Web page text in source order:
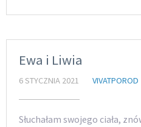
Ewa i Liwia
6 STYCZNIA 2021 VIVATPOROD
Słuchałam swojego ciała,